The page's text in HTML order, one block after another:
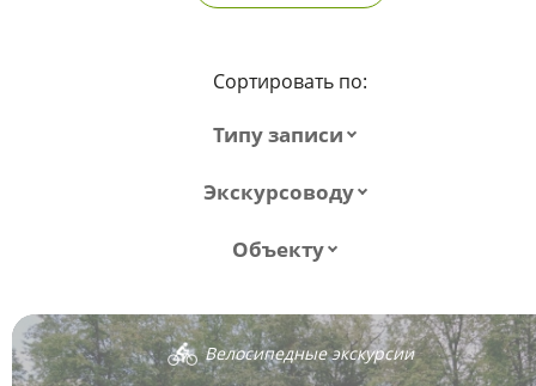
Сортировать по:
Типу записи
Экскурсоводу
Объекту
Велосипедные экскурсии